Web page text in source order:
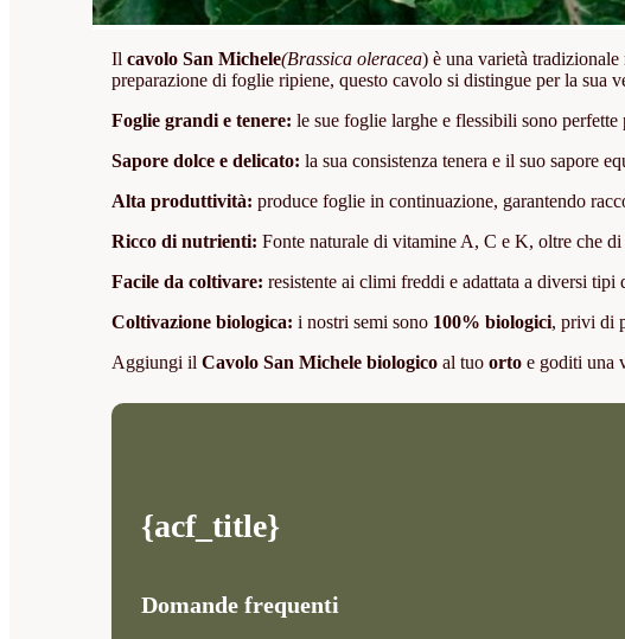
Ilcavolo San Michele(Brassica oleracea) è una varietà
preparazione di foglie ripiene, questo cavolo si distingue per la sua
Foglie grandi e tenere: le sue foglie larghe e flessibili sono
Sapore dolce e delicato: la sua consistenza tenera e il suo sapore
Alta produttività: produce foglie in continuazione, garantendo
Ricco di nutrienti: Fonte naturale di vitamine A, C e K, oltre che
Facile da coltivare: resistente ai climi freddi e adattata a diversi
Coltivazione biologica: i nostri semi sono 100% biologici, privi di
Aggiungi ilCavolo San Michele biologico al tuoorto e goditi una
{acf_title}
Domande frequenti